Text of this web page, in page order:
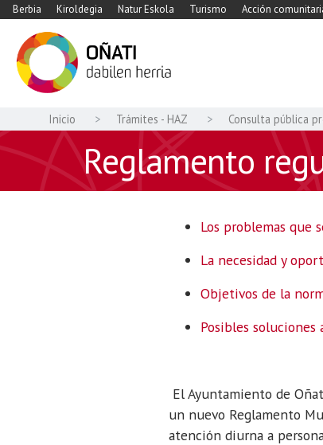
Berbia Kiroldegia Natur Eskola Turismo Acción
Inicio Trámites - HAZ Consulta pública
Reglamento
Los problemas que
La necesidad y
Objetivos de la
Posibles
El Ayuntamiento de
un nuevo Reglamento
atención diurna a